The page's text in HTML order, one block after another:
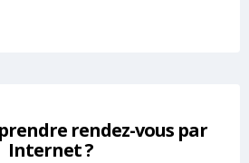
rendez-vous par
Internet ?